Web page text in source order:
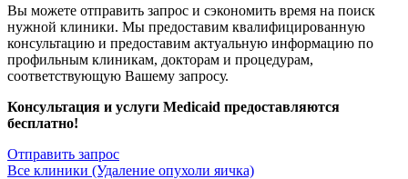
Вы можете отправить запрос и сэкономить время на поиск
нужной клиники. Мы предоставим квалифицированную
консультацию и предоставим актуальную информацию по
профильным клиникам, докторам и процедурам,
соответствующую Вашему запросу.
Консультация и услуги Medicaid предоставляются
бесплатно!
Отправить запрос
Все клиники (Удаление опухоли яичка)